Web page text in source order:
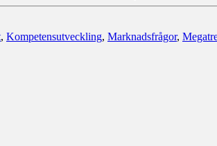
, Kompetensutveckling, Marknadsfrågor,